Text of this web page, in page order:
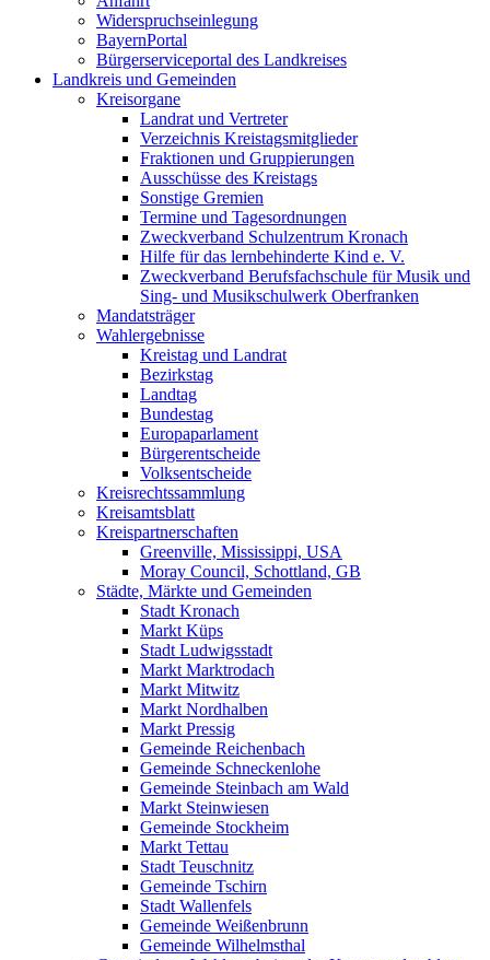
Widerspruchseinlegung
BayernPortal
Bürgerserviceportal des Landkreises
Landkreis und Gemeinden
Kreisorgane
Landrat und Vertreter
Verzeichnis Kreistagsmitglieder
Fraktionen und Gruppierungen
Ausschüsse des Kreistags
Sonstige Gremien
Termine und Tagesordnungen
Zweckverband Schulzentrum Kronach
Hilfe für das lernbehinderte Kind e. V.
Zweckverband Berufsfachschule für Musik und
Sing- und Musikschulwerk Oberfranken
Mandatsträger
Wahlergebnisse
Kreistag und Landrat
Bezirkstag
Landtag
Bundestag
Europaparlament
Bürgerentscheide
Volksentscheide
Kreisrechtssammlung
Kreisamtsblatt
Kreispartnerschaften
Greenville, Mississippi, USA
Moray Council, Schottland, GB
Städte, Märkte und Gemeinden
Stadt Kronach
Markt Küps
Stadt Ludwigsstadt
Markt Marktrodach
Markt Mitwitz
Markt Nordhalben
Markt Pressig
Gemeinde Reichenbach
Gemeinde Schneckenlohe
Gemeinde Steinbach am Wald
Markt Steinwiesen
Gemeinde Stockheim
Markt Tettau
Stadt Teuschnitz
Gemeinde Tschirn
Stadt Wallenfels
Gemeinde Weißenbrunn
Gemeinde Wilhelmsthal